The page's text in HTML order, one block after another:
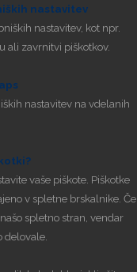
nastavitev
nastavitev, kot npr.
ali zavrnitvi piškotkov.
nastavitev na vdelanih
vaše piškote. Piškotke
v spletne brskalnike. Če
spletno stran, vendar
delovale.